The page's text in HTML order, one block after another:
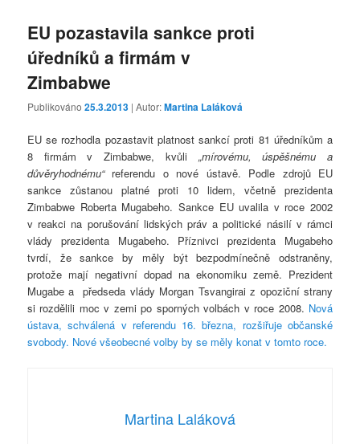
EU pozastavila sankce proti
úředníků a firmám v
Zimbabwe
Publikováno25.3.2013 | Autor:Martina Laláková
EU se rozhodla pozastavit platnost sankcí proti 81 úředníkům a
8 firmám v Zimbabwe, kvůli „mírovému, úspěšnému a
důvěryhodnému“referendu o nové ústavě. Podle zdrojů EU
sankce zůstanou platné proti 10 lidem, včetně prezidenta
Zimbabwe Roberta Mugabeho. Sankce EU uvalila v roce 2002
v reakci na porušování lidských práv a politické násilí v rámci
vlády prezidenta Mugabeho. Příznivci prezidenta Mugabeho
tvrdí, že sankce by měly být bezpodmínečně odstraněny,
protože mají negativní dopad na ekonomiku země. Prezident
Mugabe a předseda vlády Morgan Tsvangirai z opoziční strany
si rozdělili moc v zemi po sporných volbách v roce 2008. Nová
ústava, schválená v referendu 16. března, rozšiřuje občanské
svobody. Nové všeobecné volby by se měly konat v tomto roce.
Martina Laláková